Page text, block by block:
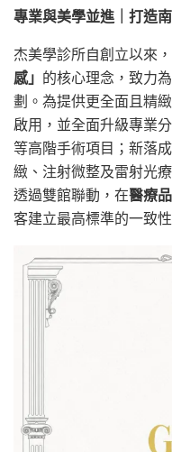
專業與美學並進｜打造
杰美學診所自創立以來
感」 的核心理念，致力
劃。為提供更全面且精
啟用，並全面升級專業
等高階手術項目；新落
緻、注射微整及雷射光
透過雙館聯動，在醫療
客建立最高標準的一致性